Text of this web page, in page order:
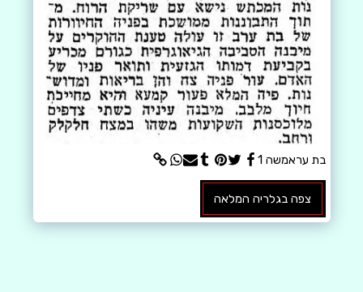
בת עראמשה 1
צפה בגלריה המלאה